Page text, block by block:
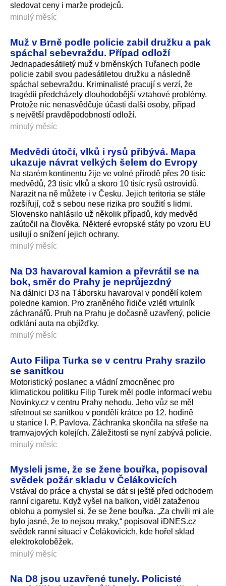
sledovat ceny i marže prodejců.
minulý měsíc
Muž v Brně podle policie zabil družku a pak
spáchal sebevraždu. Případ odloží
Jednapadesátiletý muž v brněnských Tuřanech podle
policie zabil svou padesátiletou družku a následně
spáchal sebevraždu. Kriminalisté pracují s verzí, že
tragédii předcházely dlouhodobější vztahové problémy.
Protože nic nenasvědčuje účasti další osoby, případ
s největší pravděpodobností odloží.
minulý měsíc
Medvědi útočí, vlků i rysů přibývá. Mapa
ukazuje návrat velkých šelem do Evropy
Na starém kontinentu žije ve volné přírodě přes 20 tisíc
medvědů, 23 tisíc vlků a skoro 10 tisíc rysů ostrovidů.
Narazit na ně můžete i v Česku. Jejich teritoria se stále
rozšiřují, což s sebou nese rizika pro soužití s lidmi.
Slovensko nahlásilo už několik případů, kdy medvěd
zaútočil na člověka. Některé evropské státy po vzoru EU
usilují o snížení jejich ochrany.
minulý měsíc
Na D3 havaroval kamion a převrátil se na
bok, směr do Prahy je neprůjezdný
Na dálnici D3 na Táborsku havaroval v pondělí kolem
poledne kamion. Pro zraněného řidiče vzlétl vrtulník
záchranářů. Pruh na Prahu je dočasně uzavřený, policie
odklání auta na objížďky.
minulý měsíc
Auto Filipa Turka se v centru Prahy srazilo
se sanitkou
Motoristický poslanec a vládní zmocněnec pro
klimatickou politiku Filip Turek měl podle informací webu
Novinky.cz v centru Prahy nehodu. Jeho vůz se měl
střetnout se sanitkou v pondělí krátce po 12. hodině
u stanice I. P. Pavlova. Záchranka skončila na střeše na
tramvajových kolejích. Záležitostí se nyní zabývá policie.
minulý měsíc
Mysleli jsme, že se žene bouřka, popisoval
svědek požár skladu v Čelákovicích
Vstával do práce a chystal se dát si ještě před odchodem
ranní cigaretu. Když vyšel na balkon, viděl zataženou
oblohu a pomyslel si, že se žene bouřka. „Za chvíli mi ale
bylo jasné, že to nejsou mraky,“ popisoval iDNES.cz
svědek ranní situaci v Čelákovicích, kde hořel sklad
elektrokoloběžek.
minulý měsíc
Na D8 jsou uzavřené tunely. Policisté